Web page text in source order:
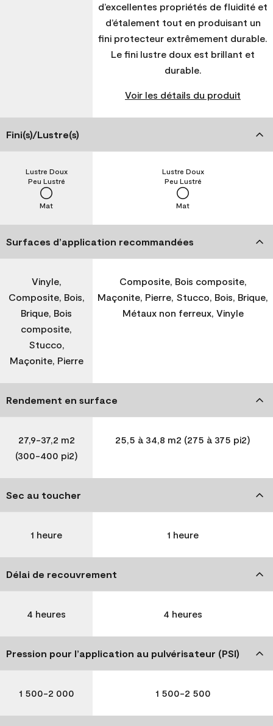
d’excellentes propriétés de fluidité et
d’étalement tout en produisant un
fini protecteur extrêmement durable.
Le fini lustre doux est brillant et
durable.
Voir les détails du produit
Fini(s)/Lustre(s)
Mat
Peu Lustré
Lustre Doux
Mat
Peu Lustré
Lustre Doux
Surfaces d’application recommandées
Vinyle,
Composite, Bois,
Brique, Bois
composite,
Stucco,
Maçonite, Pierre
Composite, Bois composite,
Maçonite, Pierre, Stucco, Bois, Brique,
Métaux non ferreux, Vinyle
Rendement en surface
27,9-37,2 m2
(300-400 pi2)
25,5 à 34,8 m2 (275 à 375 pi2)
Sec au toucher
1 heure 1 heure
Délai de recouvrement
4 heures 4 heures
Pression pour l’application au pulvérisateur (PSI)
1 500-2 000 1 500-2 500